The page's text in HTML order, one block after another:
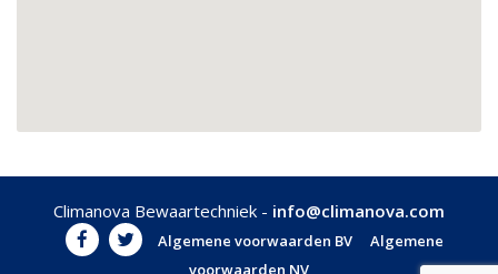
Climanova Bewaartechniek - info@climanova.com
Algemene voorwaarden BV
Algemene
voorwaarden NV